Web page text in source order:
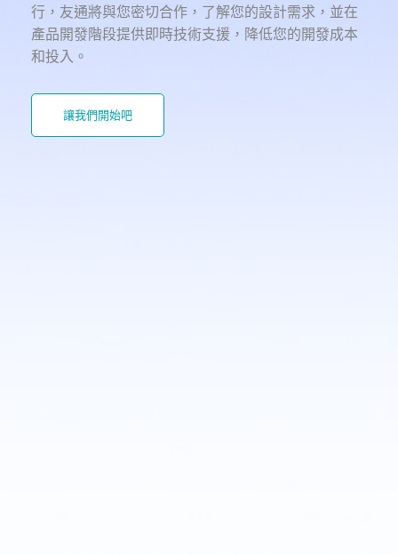
行，友通將與您密切合作，了解您的設計需求，並在
產品開發階段提供即時技術支援，降低您的開發成本
和投入。
讓我們開始吧